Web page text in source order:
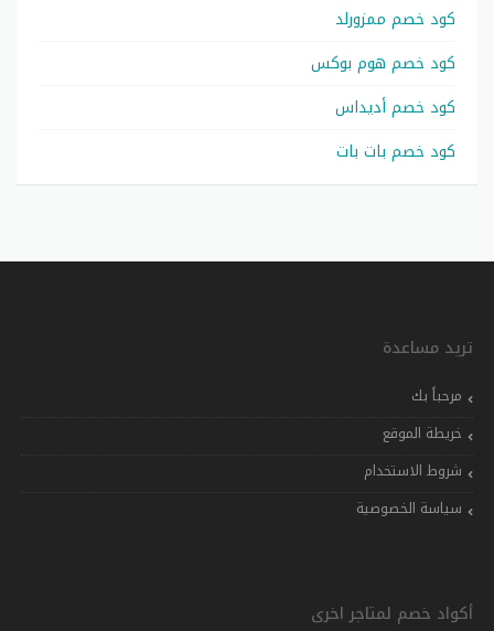
كود خصم ممزورلد
كود خصم هوم بوكس
كود خصم أديداس
كود خصم بات بات
تريد مساعدة
مرحباً بك
خريطة الموقع
شروط الاستخدام
سياسة الخصوصية
أكواد خصم لمتاجر اخرى